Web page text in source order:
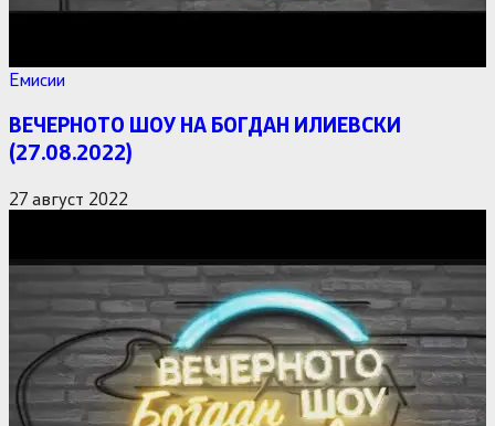
Емисии
ВЕЧЕРНОТО ШОУ НА БОГДАН ИЛИЕВСКИ
(27.08.2022)
27 август 2022